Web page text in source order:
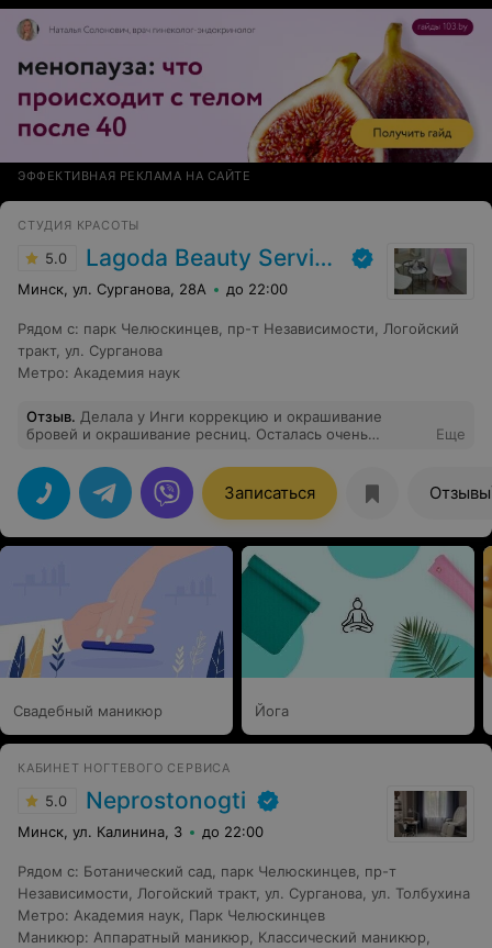
финансово, хочу обратить внимание каждого!!!!
Берегите себя и своё здоровье! Не идите, где есть
акция, скидка.... идите к хорошим, проверенным
мастерам!!!
ЭФФЕКТИВНАЯ РЕКЛАМА НА САЙТЕ
СТУДИЯ КРАСОТЫ
5.0 Lagoda Beauty Services
Минск, ул. Сурганова, 28А до 22:00
Рядом с: парк Челюскинцев, пр-т Независимости, Логойский
тракт, ул. Сурганова
Метро: Академия наук
Отзыв. Делала у Инги коррекцию и окрашивание
бровей и окрашивание ресниц. Осталась очень
Время пролетело незаметно за приятной беседой.
Благодарю Ингу за шикарный результат , однозначно
вернусь ещё.
Еще
Записаться Отзывы
Свадебный маникюр Йога
КАБИНЕТ НОГТЕВОГО СЕРВИСА
5.0 Neprostonogti
Минск, ул. Калинина, 3 до 22:00
Рядом с: Ботанический сад, парк Челюскинцев, пр-т
Независимости, Логойский тракт, ул. Сурганова, ул. Толбухина
Метро: Академия наук, Парк Челюскинцев
Маникюр: Аппаратный маникюр, Классический маникюр,